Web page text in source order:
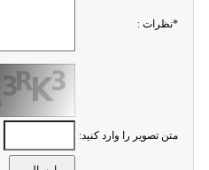
*نظرات :
متن تصویر را وارد کنید: